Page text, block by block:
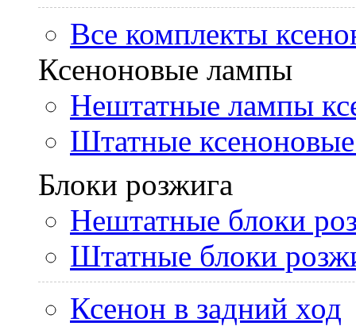
Все комплекты
Ксеноновые лампы
Нештатные лампы
Штатные
Блоки розжига
Нештатные блоки
Штатные блоки
Ксенон в задний ход